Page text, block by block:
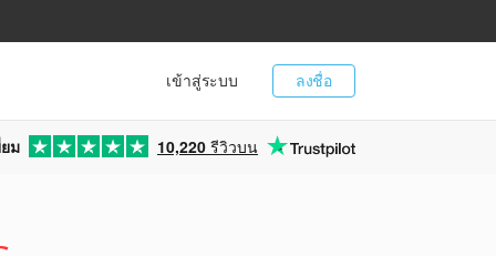
ลงชื่อ
เข้าสู่ระบบ
ม 10,220 รีวิวบน